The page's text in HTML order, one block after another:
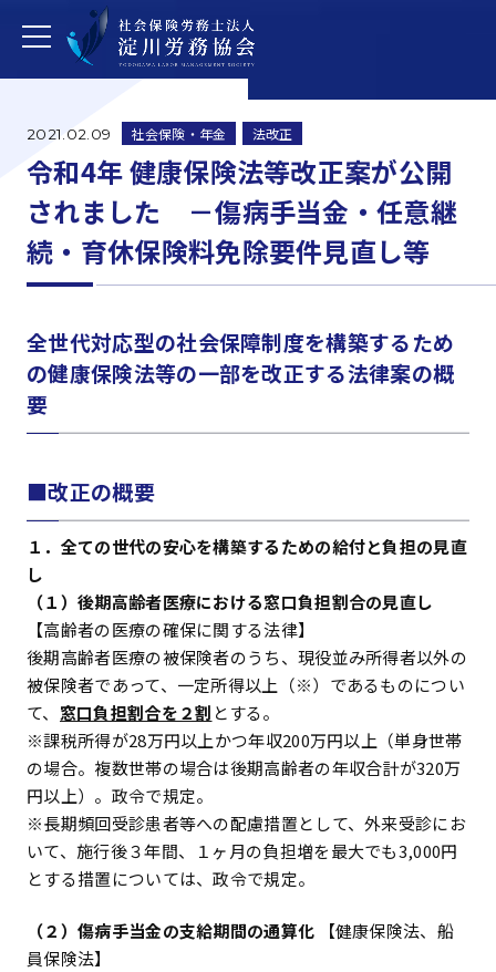
2021.02.09 社会保険・年金 法改正
令和4年 健康保険法等改正案が公開
されました －傷病手当金・任意継
続・育休保険料免除要件見直し等
全世代対応型の社会保障制度を構築するため
の健康保険法等の一部を改正する法律案の概
要
■改正の概要
１．全ての世代の安心を構築するための給付と負担の見直
し
（１）後期高齢者医療における窓口負担割合の見直し
【高齢者の医療の確保に関する法律】
後期高齢者医療の被保険者のうち、現役並み所得者以外の
被保険者であって、一定所得以上（※）であるものについ
て、 窓口負担割合を２割 とする。
※課税所得が28万円以上かつ年収200万円以上（単身世帯
の場合。複数世帯の場合は後期高齢者の年収合計が320万
円以上）。政令で規定。
※長期頻回受診患者等への配慮措置として、外来受診にお
いて、施行後３年間、１ヶ月の負担増を最大でも3,000円
とする措置については、政令で規定。
（２）傷病手当金の支給期間の通算化 【健康保険法、船
員保険法】